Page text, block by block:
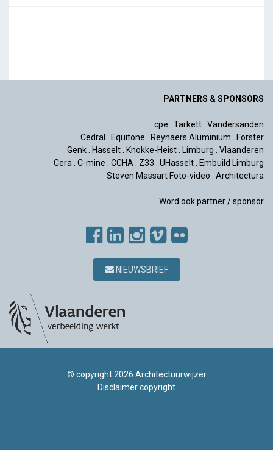
PARTNERS & SPONSORS
cpe . Tarkett. Vandersanden
Cedral . Equitone . Reynaers Aluminium . Forster
Genk. Hasselt. Knokke-Heist. Limburg . Vlaanderen
Cera. C-mine . CCHA. Z33 . UHasselt. Embuild Limburg
Steven Massart Foto-video . Architectura
Word ook partner / sponsor
NIEUWSBRIEF
© copyright 2026 Architectuurwijzer
Disclaimer copyright